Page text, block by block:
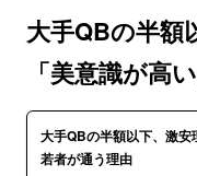
大手QBの半額
「美意識が高
大手QBの半額以下、激安
若者が通う理由